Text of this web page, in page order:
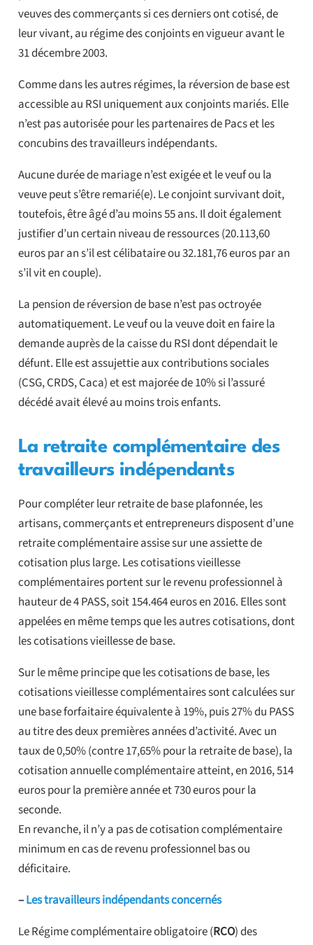
veuves des commerçants si ces derniers ont cotisé, de
leur vivant, au régime des conjoints en vigueur avant le
31 décembre 2003.
Comme dans les autres régimes, la réversion de base est
accessible au RSI uniquement aux conjoints mariés. Elle
n’est pas autorisée pour les partenaires de Pacs et les
concubins des travailleurs indépendants.
Aucune durée de mariage n’est exigée et le veuf ou la
veuve peut s’être remarié(e). Le conjoint survivant doit,
toutefois, être âgé d’au moins 55 ans. Il doit également
justifier d’un certain niveau de ressources (20.113,60
euros par an s’il est célibataire ou 32.181,76 euros par an
s’il vit en couple).
La pension de réversion de base n’est pas octroyée
automatiquement. Le veuf ou la veuve doit en faire la
demande auprès de la caisse du RSI dont dépendait le
défunt. Elle est assujettie aux contributions sociales
(CSG, CRDS, Caca) et est majorée de 10% si l’assuré
décédé avait élevé au moins trois enfants.
La retraite complémentaire des
travailleurs indépendants
Pour compléter leur retraite de base plafonnée, les
artisans, commerçants et entrepreneurs disposent d’une
retraite complémentaire assise sur une assiette de
cotisation plus large. Les cotisations vieillesse
complémentaires portent sur le revenu professionnel à
hauteur de 4 PASS, soit 154.464 euros en 2016. Elles sont
appelées en même temps que les autres cotisations, dont
les cotisations vieillesse de base.
Sur le même principe que les cotisations de base, les
cotisations vieillesse complémentaires sont calculées sur
une base forfaitaire équivalente à 19%, puis 27% du PASS
au titre des deux premières années d’activité. Avec un
taux de 0,50% (contre 17,65% pour la retraite de base), la
cotisation annuelle complémentaire atteint, en 2016, 514
euros pour la première année et 730 euros pour la
seconde.
En revanche, il n’y a pas de cotisation complémentaire
minimum en cas de revenu professionnel bas ou
déficitaire.
–Les travailleurs indépendants concernés
Le Régime complémentaire obligatoire (RCO) des